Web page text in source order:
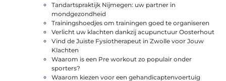
Tandartspraktijk Nijmegen: uw partner in
mondgezondheid
Trainingshoedjes om trainingen goed te organiseren
Verlicht uw klachten dankzij acupunctuur Oosterhout
Vind de Juiste Fysiotherapeut in Zwolle voor Jouw
Klachten
Waarom is een Pre workout zo populair onder
sporters?
Waarom kiezen voor een gehandicaptenvoertuig